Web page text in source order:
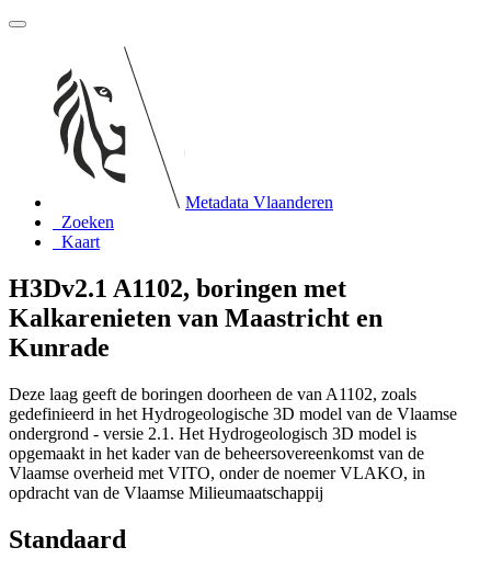
Metadata Vlaanderen
Zoeken
Kaart
H3Dv2.1 A1102, boringen met
Kalkarenieten van Maastricht en
Kunrade
Deze laag geeft de boringen doorheen de van A1102, zoals
gedefinieerd in het Hydrogeologische 3D model van de Vlaamse
ondergrond - versie 2.1. Het Hydrogeologisch 3D model is
opgemaakt in het kader van de beheersovereenkomst van de
Vlaamse overheid met VITO, onder de noemer VLAKO, in
opdracht van de Vlaamse Milieumaatschappij
Standaard